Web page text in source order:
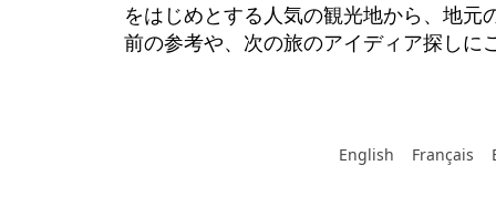
をはじめとする人気の観光地から、地
前の参考や、次の旅のアイディア探しに
English Français